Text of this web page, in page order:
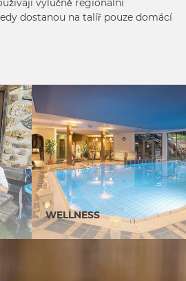
výlučně regionální
dostanou na talíř pouze domácí
WELLNESS